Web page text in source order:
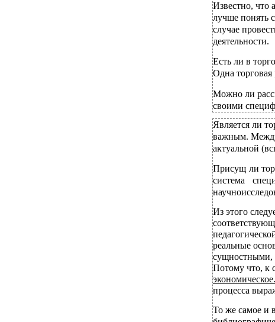
Известно, что
лучше понять
случае
деятельности.
Есть ли в
Одна торговая
Можно ли
своими
Является ли
важным. Между
актуальной
Присущ ли
система
Из этого
реальные
сущностными,
Потому что, к
экономическое.
процесса
То же самое и